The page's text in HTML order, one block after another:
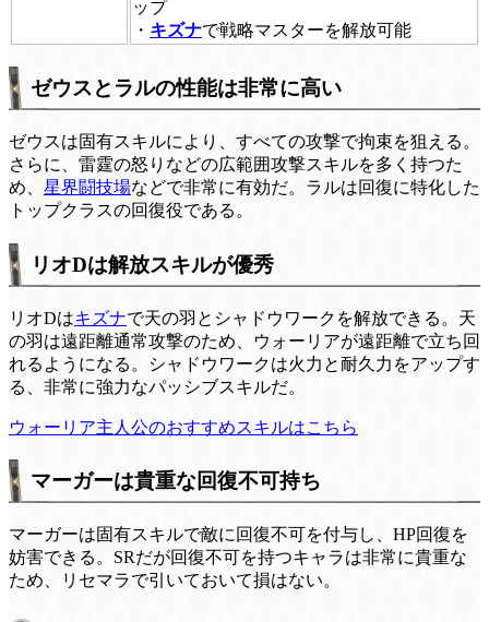
ップ
・ キズナで戦略マスターを解放可能
ゼウスとラルの性能は非常に高い
ゼウスは固有スキルにより、すべての攻撃で拘束を狙える。
さらに、雷霆の怒りなどの広範囲攻撃スキルを多く持つた
め、 星界闘技場などで非常に有効だ。ラルは回復に特化した
トップクラスの回復役である。
リオDは解放スキルが優秀
リオDはキズナで天の羽とシャドウワークを解放できる。天
の羽は遠距離通常攻撃のため、ウォーリアが遠距離で立ち回
れるようになる。シャドウワークは火力と耐久力をアップす
る、非常に強力なパッシブスキルだ。
ウォーリア主人公のおすすめスキルはこちら
マーガーは貴重な回復不可持ち
マーガーは固有スキルで敵に回復不可を付与し、HP回復を
妨害できる。SRだが回復不可を持つキャラは非常に貴重な
ため、リセマラで引いておいて損はない。